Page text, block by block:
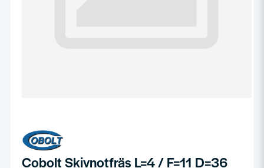
Cobolt Skivnotfräs L=4 / F=11 D=36